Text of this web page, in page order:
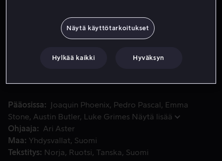
Eletään vuotta 2020 Yhdysvalloissa. Pienen kaupungin
Eletään vuotta 2020 Yhdysvalloissa. Pienen kaupungin
sheriffin ja pormestarin välinen pattitilanne eskaloituu
Pääosissa Joaquin Phoenix Pedro Pascal
Emma
Stone
Austin Butler Luke Grimes Näytä lisää
Ohjaaja
Ari Aster
Maa
Yhdysvallat
Suomi
Tekstitys
Norja Ruotsi Tanska Suomi
Näytä käyttötarkoitukset
Hylkää kaikki Hyväksyn